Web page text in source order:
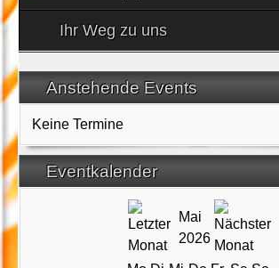
Ihr Weg zu uns
Anstehende Events
Keine Termine
Eventkalender
Mai
2026